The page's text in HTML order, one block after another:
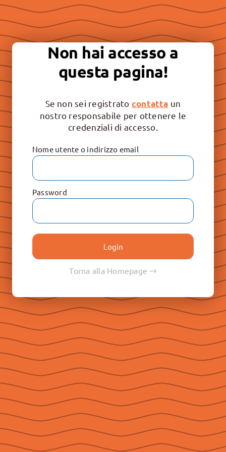
Non hai accesso a
questa pagina!
Se non sei registrato contatta un
nostro responsabile per ottenere le
credenziali di accesso.
Nome utente o indirizzo email
Password
Torna alla Homepage
Essere “buona stampa” per
continuare a promuovere la
libertà e il rispetto dei valori
irrinunciabili: Vita, Famiglia e
Don Paolo Albera
Don Pietro Ricaldone
Don Renato Ziggiotti
Le Raccolte
Don Egidio Viganò
Don Juan E. Vecchi
Don Pasqual V. Chavez
Don Ángel F. Artime
Don Fabio Attard
Social
Seguici su Facebook
Seguici su Instagram
Seguici su YouTube